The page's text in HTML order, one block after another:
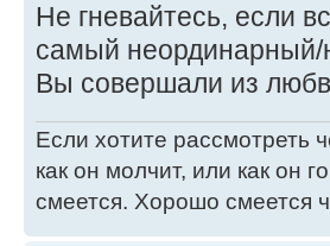
Не гневайтесь, если
самый
Вы совершали из
Если хотите рассмотреть
как он молчит, или как он
смеется. Хорошо смеется